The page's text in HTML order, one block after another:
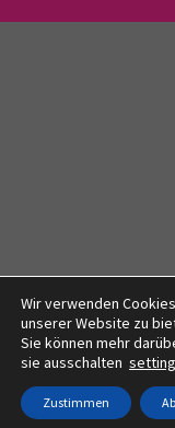
Wir verwenden
unserer Website zu
Sie können mehr
sie ausschalten
Zustimmen